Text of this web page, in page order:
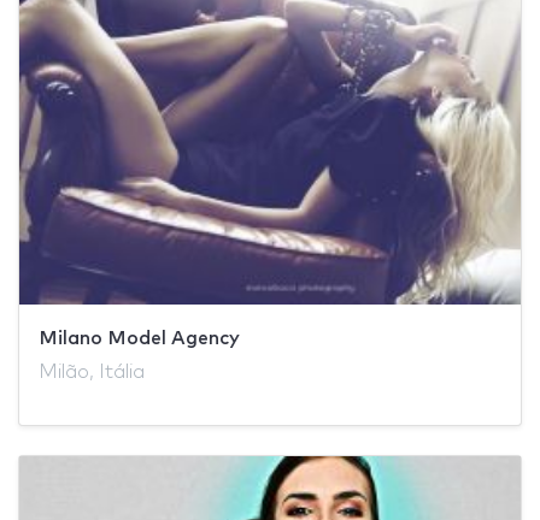
Milano Model Agency
Milão, Itália